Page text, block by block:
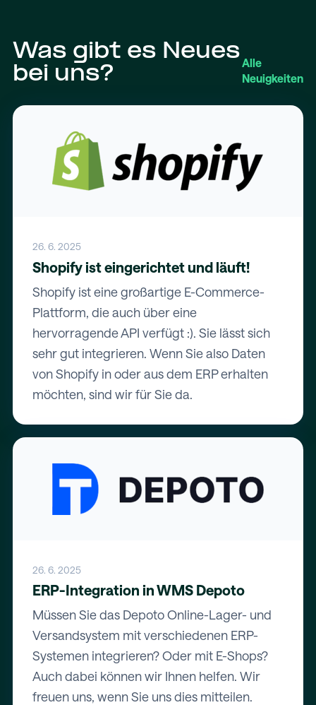
Was gibt es Neues
bei uns?
Alle
Neuigkeiten
26. 6. 2025
Shopify ist eingerichtet und läuft!
Shopify ist eine großartige E-Commerce-
Plattform, die auch über eine
hervorragende API verfügt :). Sie lässt sich
sehr gut integrieren. Wenn Sie also Daten
von Shopify in oder aus dem ERP erhalten
möchten, sind wir für Sie da.
26. 6. 2025
ERP-Integration in WMS Depoto
Müssen Sie das Depoto Online-Lager- und
Versandsystem mit verschiedenen ERP-
Systemen integrieren? Oder mit E-Shops?
Auch dabei können wir Ihnen helfen. Wir
freuen uns, wenn Sie uns dies mitteilen.